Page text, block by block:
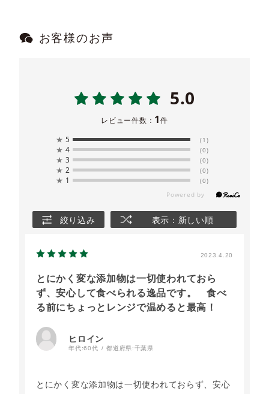
お客様のお声
5.0
レビュー件数： 1件
★ 5 (1)
★ 4 (0)
★ 3 (0)
★ 2 (0)
★ 1 (0)
絞り込み 表示：新しい順
2023.4.20
とにかく変な添加物は一切使われておら
ず、安心して食べられる逸品です。 食べ
る前にちょっとレンジで温めると最高！
ヒロイン
年代:60代 都道府県:千葉県
とにかく変な添加物は一切使われておらず、安心